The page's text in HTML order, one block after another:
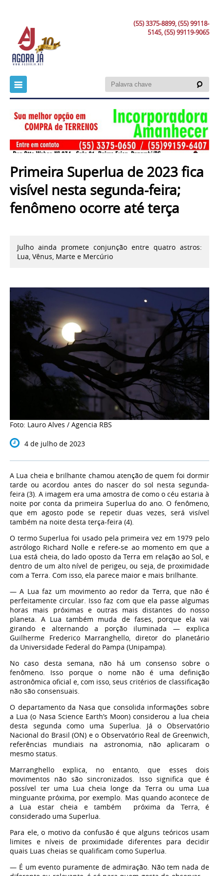
(55) 3375-8899, (55) 99118-
5145, (55) 99119-9065
Primeira Superlua de 2023 fica
visível nesta segunda-feira;
fenômeno ocorre até terça
Julho ainda promete conjunção entre quatro astros:
Lua, Vênus, Marte e Mercúrio
Foto: Lauro Alves / Agencia RBS
4 de julho de 2023
A Lua cheia e brilhante chamou atenção de quem foi dormir
tarde ou acordou antes do nascer do sol nesta segunda-
feira (3). A imagem era uma amostra de como o céu estaria à
noite por conta da primeira Superlua do ano. O fenômeno,
que em agosto pode se repetir duas vezes, será visível
também na noite desta terça-feira (4).
O termo Superlua foi usado pela primeira vez em 1979 pelo
astrólogo Richard Nolle e refere-se ao momento em que a
Lua está cheia, do lado oposto da Terra em relação ao Sol, e
dentro de um alto nível de perigeu, ou seja, de proximidade
com a Terra. Com isso, ela parece maior e mais brilhante.
— A Lua faz um movimento ao redor da Terra, que não é
perfeitamente circular. Isso faz com que ela passe algumas
horas mais próximas e outras mais distantes do nosso
planeta. A Lua também muda de fases, porque ela vai
girando e alternando a porção iluminada — explica
Guilherme Frederico Marranghello, diretor do planetário
da Universidade Federal do Pampa (Unipampa).
No caso desta semana, não há um consenso sobre o
fenômeno. Isso porque o nome não é uma definição
astronômica oficial e, com isso, seus critérios de classificação
não são consensuais.
O departamento da Nasa que consolida informações sobre
a Lua (o Nasa Science Earth’s Moon) considerou a lua cheia
desta segunda como uma Superlua. Já o Observatório
Nacional do Brasil (ON) e o Observatório Real de Greenwich,
referências mundiais na astronomia, não aplicaram o
mesmo status.
Marranghello explica, no entanto, que esses dois
movimentos não são sincronizados. Isso significa que é
possível ter uma Lua cheia longe da Terra ou uma Lua
minguante próxima, por exemplo. Mas quando acontece de
a Lua estar cheia e também próxima da Terra, é
considerado uma Superlua.
Para ele, o motivo da confusão é que alguns teóricos usam
limites e níveis de proximidade diferentes para decidir
quais Luas cheias se qualificam como Superlua.
— É um evento puramente de admiração. Não tem nada de